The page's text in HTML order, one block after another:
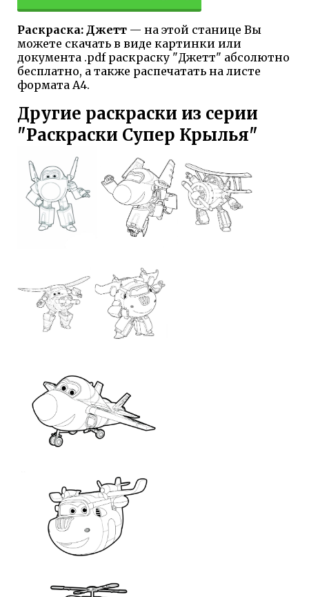
Раскраска: Джетт — на этой станице Вы
можете скачать в виде картинки или
документа .pdf раскраску "Джетт" абсолютно
бесплатно, а также распечатать на листе
формата А4.
Другие раскраски из серии
"Раскраски Супер Крылья"